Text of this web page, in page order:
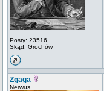
Posty: 23516
Skąd: Grochów
Zgaga
Nerwus